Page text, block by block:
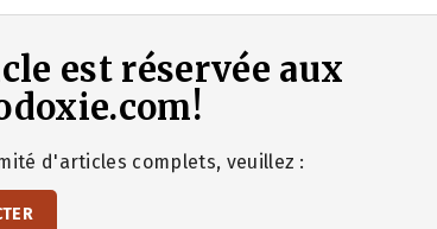
est réservée aux
d'articles complets, veuillez :